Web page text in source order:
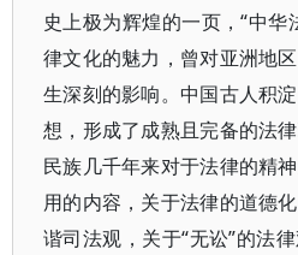
史上极为辉煌的一页，“中华
律文化的魅力，曾对亚洲地
生深刻的影响。中国古人积
想，形成了成熟且完备的法
民族几千年来对于法律的精
用的内容，关于法律的道德
谐司法观，关于“无讼”的法